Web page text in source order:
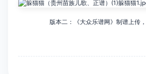
版本二：《大众乐谱网》制谱上传